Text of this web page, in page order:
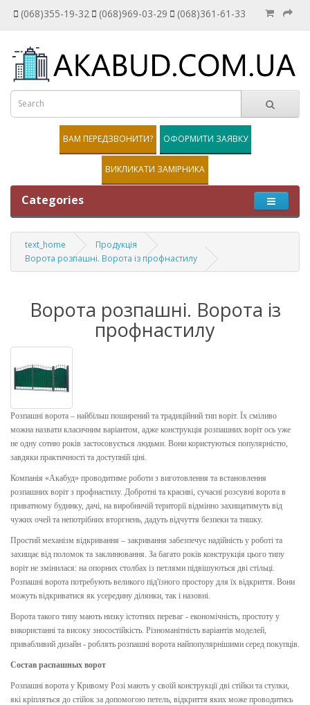
(068)355-19-32 (068)969-03-29 (068)361-61-33
ВАМ ПЕРЕДЗВОНИТИ? ОФОРМИТИ ЗАЯВКУ
ВИКЛИКАТИ ЗАМІРНИКА
Categories
text_home
Продукція
Ворота розпашні. Ворота із профнастилу
Ворота розпашні. Ворота із
профнастилу
Розпашні ворота – найбільш поширений та традиційний тип воріт. Їх сміливо
можна назвати класичним варіантом, адже конструкція розпашних воріт ось уже
не одну сотню років застосовується людьми. Вони користуються популярністю,
завдяки практичності та доступній ціні.
Компанія «Акабуд» проводитиме роботи з виготовлення та встановлення
розпашних воріт з профнастилу. Добротні та красиві, сучасні розсувні ворота в
приватному будинку, дачі, на виробничій території відмінно захищатимуть від
чужих очей та непотрібних вторгнень, дадуть відчуття безпеки та тишку.
Простий механізм відкривання – закривання забезпечує надійність у роботі та
захищає від поломок та заклинювання. За багато років конструкція цього типу
воріт не змінилася: на опорних столбах із петлями підвішуються дві стільці.
Розпашні ворота потребують великого під'їзного простору для їх відкриття. Вони
можуть відкриватися як усередину ділянки, так і назовні.
Ворота такого типу мають низку істотних переваг - економічність, простоту у
використанні та високу зносостійкість. Різноманітність варіантів моделей,
привабливий дизайн - роблять розпашні ворота найпопулярнішими серед покупців.
Состав распашных ворот
Розпашні ворота у Кривому Розі мають у своїй конструкції дві стійки та стулки,
які кріпляться до стійок за допомогою петель, відкриття яких може проводитись